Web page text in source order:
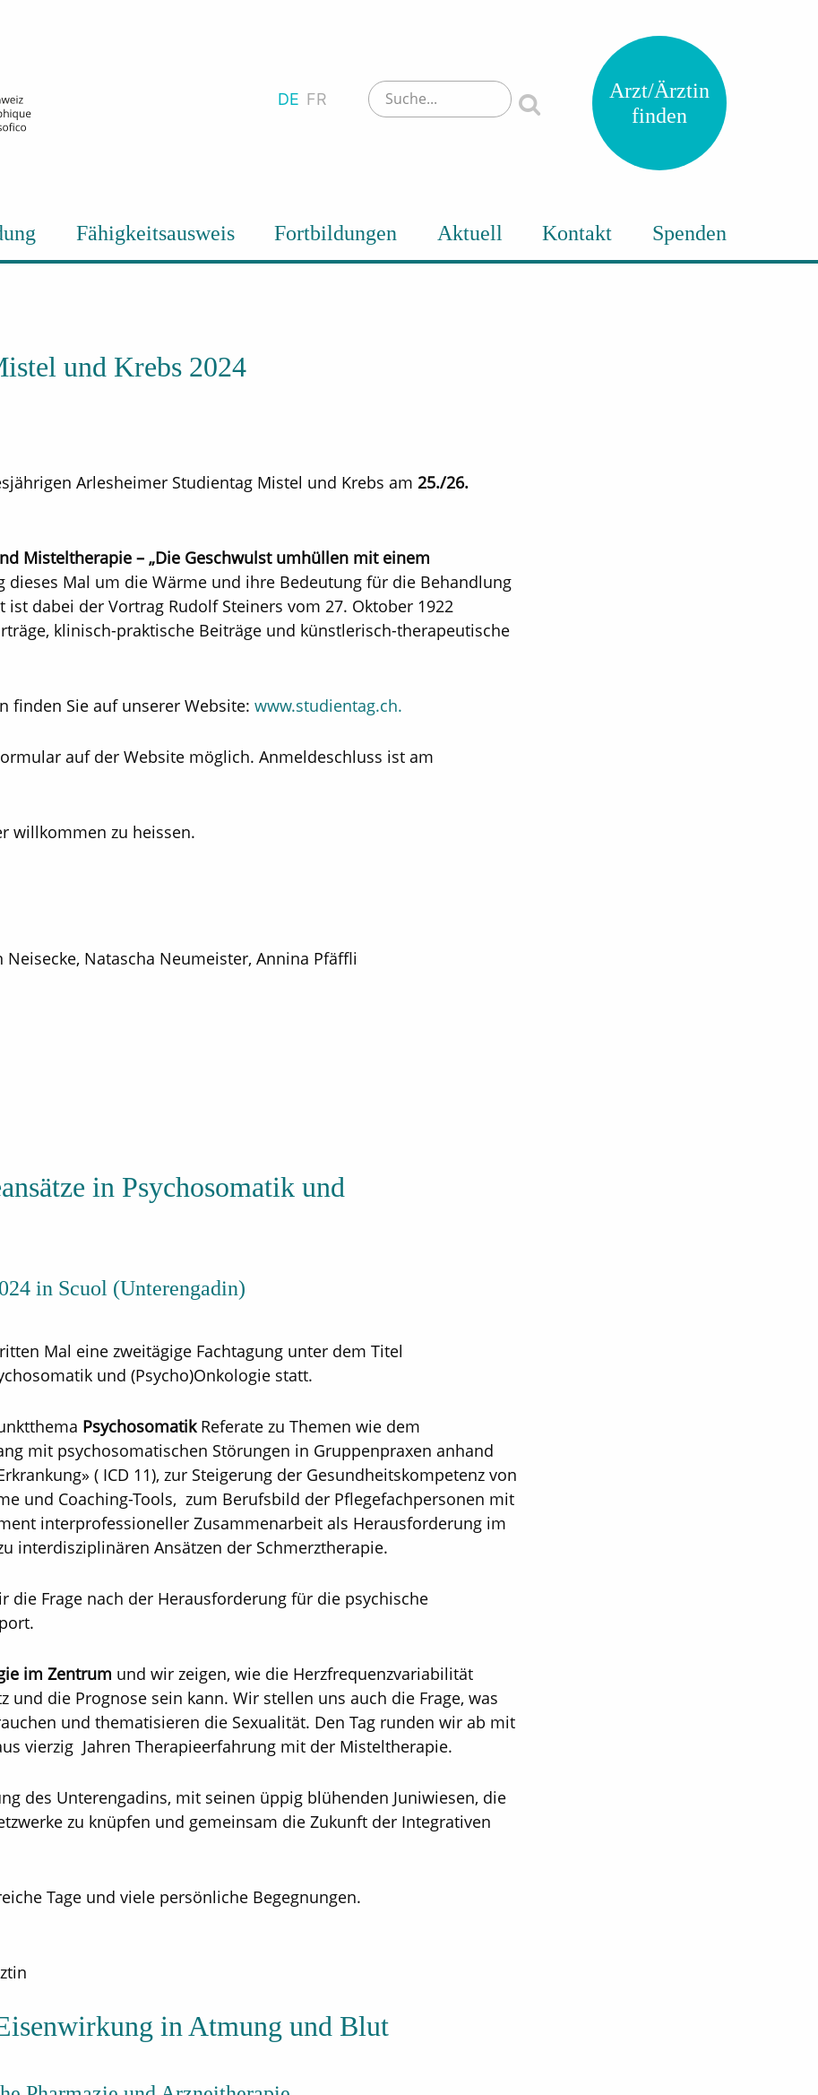
DE FR
Arzt/Ärztin
finden
Fähigkeitsausweis Fortbildungen Aktuell Kontakt Spenden
und Krebs 2024
Arlesheimer Studientag Mistel und Krebs am 25./26.
Misteltherapie – „Die Geschwulst umhüllen mit einem
dieses Mal um die Wärme und ihre Bedeutung für die Behandlung
dabei der Vortrag Rudolf Steiners vom 27. Oktober 1922
klinisch-praktische Beiträge und künstlerisch-therapeutische
finden Sie auf unserer Website: www.studientag.ch.
auf der Website möglich. Anmeldeschluss ist am
willkommen zu heissen.
Natascha Neumeister, Annina Pfäffli
in Psychosomatik und
in Scuol (Unterengadin)
Mal eine zweitägige Fachtagung unter dem Titel
und (Psycho)Onkologie statt.
PsychosomatikReferate zu Themen wie dem
mit psychosomatischen Störungen in Gruppenpraxen anhand
( ICD 11), zur Steigerung der Gesundheitskompetenz von
und Coaching-Tools, zum Berufsbild der Pflegefachpersonen mit
interprofessioneller Zusammenarbeit als Herausforderung im
interdisziplinären Ansätzen der Schmerztherapie.
Frage nach der Herausforderung für die psychische
im Zentrum und wir zeigen, wie die Herzfrequenzvariabilität
und die Prognose sein kann. Wir stellen uns auch die Frage, was
und thematisieren die Sexualität. Den Tag runden wir ab mit
vierzig Jahren Therapieerfahrung mit der Misteltherapie.
des Unterengadins, mit seinen üppig blühenden Juniwiesen, die
zu knüpfen und gemeinsam die Zukunft der Integrativen
Tage und viele persönliche Begegnungen.
in Atmung und Blut